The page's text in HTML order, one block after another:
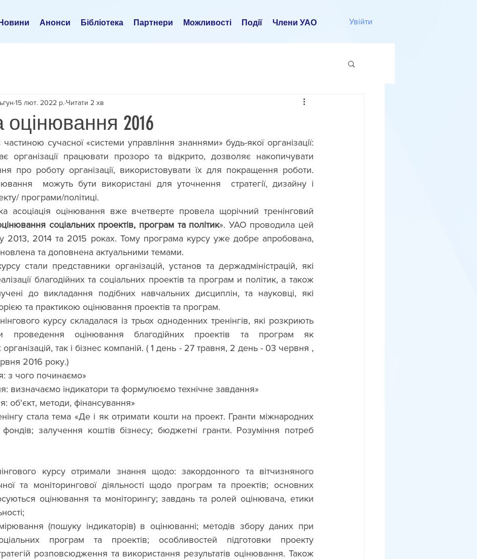
Анонси Бібліотека Партнери Можливості Події Члени УАО Увійти
2016
15 лют. 2022 р. Читати 2 хв
сучасної «системи управління знаннями» будь-якої організації:
організації працювати прозоро та відкрито, дозволяє накопичувати
про роботу організації, використовувати їх для покращення роботи.
можуть бути використані для уточнення  стратегії, дизайну і
програми/політиці.
асоціація оцінювання вже вчетверте провела щорічний тренінговий
соціальних проектів, програм та політик». УАО проводила цей
у 2013, 2014 та 2015 роках. Тому програма курсу уже добре апробована,
та доповнена актуальними темами.
стали представники організацій, установ та держадміністрацій, які
благодійних та соціальних проектів та програм и політик, а також
до викладання подібних навчальних дисциплін, та науковці, які
та практикою оцінювання проектів та програм.
курсу складалася із трьох одноденних тренінгів, які розкриють
проведення оцінювання благодійних проектів та програм як
так і бізнес компаній. ( 1 день - 27 травня, 2 день - 03 червня ,
2016 року.)
з чого починаємо»
визначаємо індикатори та формулюємо технічне завдання»
об'єкт, методи, фінансування»
стала тема «Де і як отримати кошти на проект. Гранти міжнародних
фондів; залучення коштів бізнесу; бюджетні гранти. Розуміння потреб
курсу отримали знання щодо: закордонного та вітчизняного
та моніторингової діяльності щодо програм та проектів; основних
оцінювання та моніторингу; завдань та ролей оцінювача, етики
(пошуку індикаторів) в оцінюванні; методів збору даних при
програм та проектів; особливостей підготовки проекту
розповсюдження та використання результатів оцінювання. Також